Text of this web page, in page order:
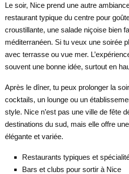
Le soir, Nice prend une autre
restaurant typique du centre pour
croustillante, une salade niçoise bien
méditerranéen. Si tu veux une soirée
avec terrasse ou vue mer.
souvent une bonne idée, surtout en
Après le dîner, tu peux prolonger la
cocktails, un lounge ou un
style. Nice n’est pas une ville de fête
destinations du sud, mais elle offre
élégante et variée.
Restaurants typiques et
Bars et clubs pour sortir à Nice